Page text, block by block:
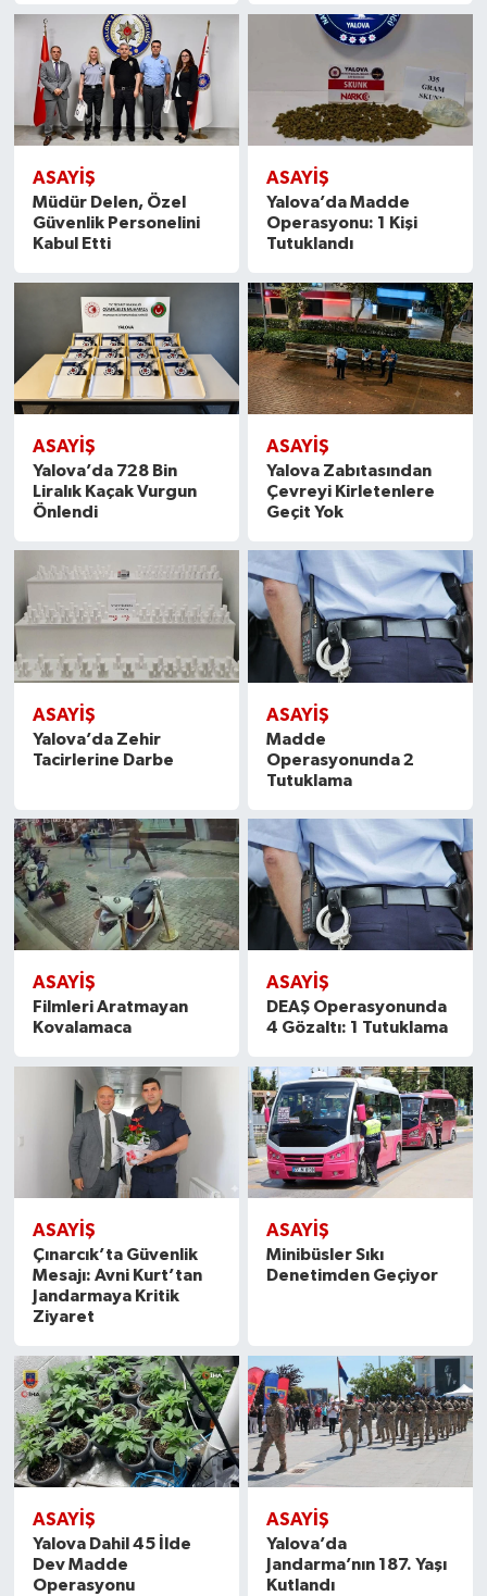
ASAYİŞ
Müdür Delen, Özel
Güvenlik Personelini
Kabul Etti
ASAYİŞ
Yalova’da Madde
Operasyonu: 1 Kişi
Tutuklandı
ASAYİŞ
Yalova’da 728 Bin
Liralık Kaçak Vurgun
Önlendi
ASAYİŞ
Yalova Zabıtasından
Çevreyi Kirletenlere
Geçit Yok
ASAYİŞ
Yalova’da Zehir
Tacirlerine Darbe
ASAYİŞ
Madde
Operasyonunda 2
Tutuklama
ASAYİŞ
Filmleri Aratmayan
Kovalamaca
ASAYİŞ
DEAŞ Operasyonunda
4 Gözaltı: 1 Tutuklama
ASAYİŞ
Çınarcık’ta Güvenlik
Mesajı: Avni Kurt’tan
Jandarmaya Kritik
Ziyaret
ASAYİŞ
Minibüsler Sıkı
Denetimden Geçiyor
ASAYİŞ
Yalova Dahil 45 İlde
Dev Madde
Operasyonu
ASAYİŞ
Yalova’da
Jandarma’nın 187. Yaşı
Kutlandı